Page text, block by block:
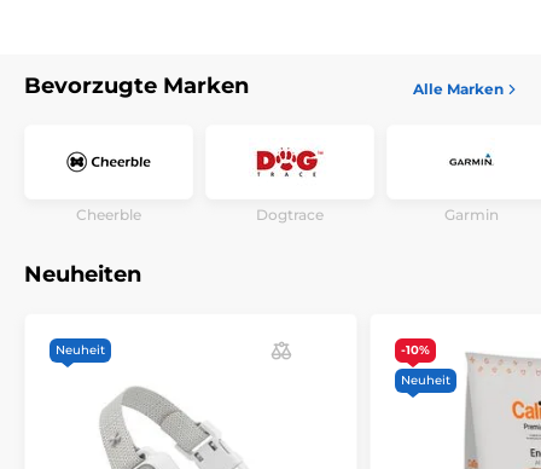
Bevorzugte Marken Alle Marken
Cheerble Dogtrace Garmin
Neuheiten
Neuheit
-10%
Neuheit